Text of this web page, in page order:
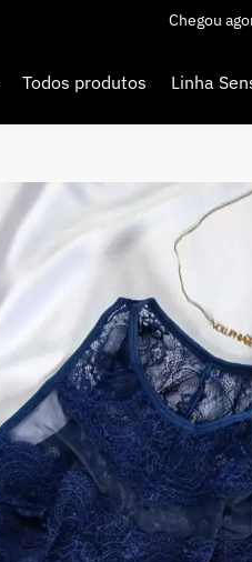
Chegou
Todos produtos Linha